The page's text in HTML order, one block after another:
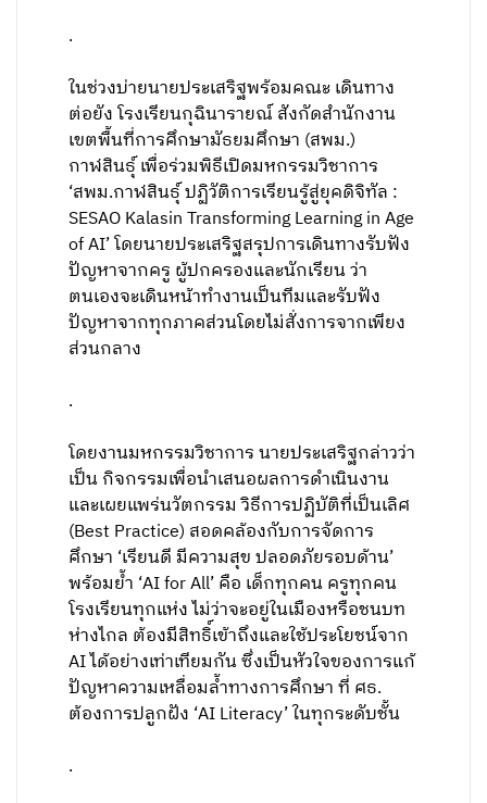
.
ในช่วงบ่ายนายประเสริฐพร้อมคณะ เดินทาง
ต่อยัง โรงเรียนกุฉินารายณ์ สังกัดสำนักงาน
เขตพื้นที่การศึกษามัธยมศึกษา (สพม.)
กาฬสินธุ์ เพื่อร่วมพิธีเปิดมหกรรมวิชาการ
‘สพม.กาฬสินธุ์ ปฏิวัติการเรียนรู้สู่ยุคดิจิทัล :
SESAO Kalasin Transforming Learning in Age
of AI’ โดยนายประเสริฐสรุปการเดินทางรับฟัง
ปัญหาจากครู ผู้ปกครองและนักเรียน ว่า
ตนเองจะเดินหน้าทำงานเป็นทีมและรับฟัง
ปัญหาจากทุกภาคส่วนโดยไม่สั่งการจากเพียง
ส่วนกลาง
.
โดยงานมหกรรมวิชาการ นายประเสริฐกล่าวว่า
เป็น กิจกรรมเพื่อนำเสนอผลการดำเนินงาน
และเผยแพร่นวัตกรรม วิธีการปฏิบัติที่เป็นเลิศ
(Best Practice) สอดคล้องกับการจัดการ
ศึกษา ‘เรียนดี มีความสุข ปลอดภัยรอบด้าน’
พร้อมย้ำ ‘AI for All’ คือ เด็กทุกคน ครูทุกคน
โรงเรียนทุกแห่ง ไม่ว่าจะอยู่ในเมืองหรือชนบท
ห่างไกล ต้องมีสิทธิ์เข้าถึงและใช้ประโยชน์จาก
AI ได้อย่างเท่าเทียมกัน ซึ่งเป็นหัวใจของการแก้
ปัญหาความเหลื่อมล้ำทางการศึกษา ที่ ศธ.
ต้องการปลูกฝัง ‘AI Literacy’ ในทุกระดับชั้น
.